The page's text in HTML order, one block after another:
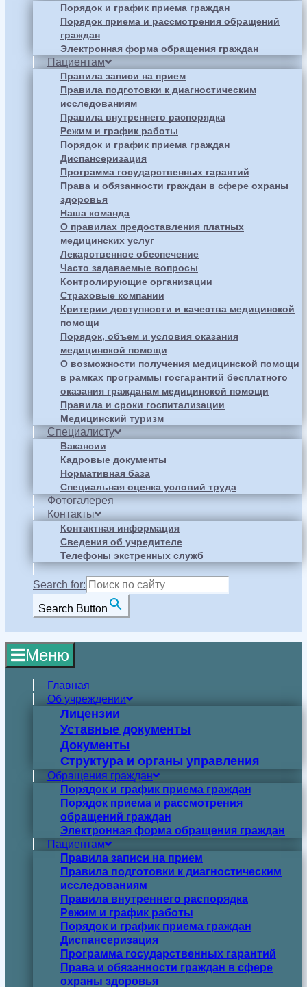
Порядок и график приема граждан
Порядок приема и рассмотрения обращений
граждан
Электронная форма обращения граждан
Пациентам
Правила записи на прием
Правила подготовки к диагностическим
исследованиям
Правила внутреннего распорядка
Режим и график работы
Порядок и график приема граждан
Диспансеризация
Программа государственных гарантий
Права и обязанности граждан в сфере охраны
здоровья
Наша команда
О правилах предоставления платных
медицинских услуг
Лекарственное обеспечение
Часто задаваемые вопросы
Контролирующие организации
Страховые компании
Критерии доступности и качества медицинской
помощи
Порядок, объем и условия оказания
медицинской помощи
О возможности получения медицинской помощи
в рамках программы госгарантий бесплатного
оказания гражданам медицинской помощи
Правила и сроки госпитализации
Медицинский туризм
Специалисту
Вакансии
Кадровые документы
Нормативная база
Специальная оценка условий труда
Фотогалерея
Контакты
Контактная информация
Сведения об учредителе
Телефоны экстренных служб
Search for:
Search Button
Меню
Главная
Об учреждении
Лицензии
Уставные документы
Документы
Структура и органы управления
Обращения граждан
Порядок и график приема граждан
Порядок приема и рассмотрения
обращений граждан
Электронная форма обращения граждан
Пациентам
Правила записи на прием
Правила подготовки к диагностическим
исследованиям
Правила внутреннего распорядка
Режим и график работы
Порядок и график приема граждан
Диспансеризация
Программа государственных гарантий
Права и обязанности граждан в сфере
охраны здоровья